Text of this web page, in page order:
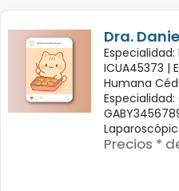
Dra.
ICUA45373 |
Humana
Precios *